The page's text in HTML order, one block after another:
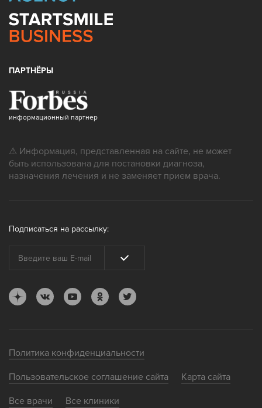
ПАРТНЁРЫ
информационный партнер
⚠ Информация, представленная на сайте, не может
быть использована для постановки диагноза,
назначения лечения и не заменяет прием врача.
Подписаться на рассылку:
Политика конфиденциальности
Пользовательское соглашение сайта Карта сайта
Все врачи Все клиники